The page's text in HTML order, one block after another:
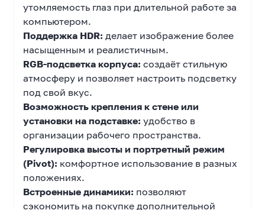
утомляемость глаз при длительной работе за
компьютером.
Поддержка HDR: делает изображение более
насыщенным и реалистичным.
RGB-подсветка корпуса: создаёт стильную
атмосферу и позволяет настроить подсветку
под свой вкус.
Возможность крепления к стене или
установки на подставке: удобство в
организации рабочего пространства.
Регулировка высоты и портретный режим
(Pivot): комфортное использование в разных
положениях.
Встроенные динамики: позволяют
сэкономить на покупке дополнительной